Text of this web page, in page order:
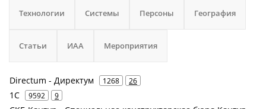
Технологии Системы Персоны География
Статьи ИАА Мероприятия
Directum - Директум 1268 26
1С 9592 9